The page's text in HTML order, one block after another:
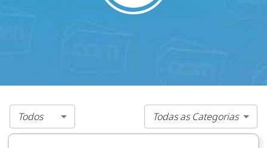
Todos Todas as Categorias